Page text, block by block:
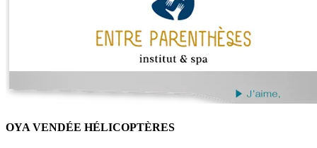
OYA VENDÉE HÉLICOPTÈRES